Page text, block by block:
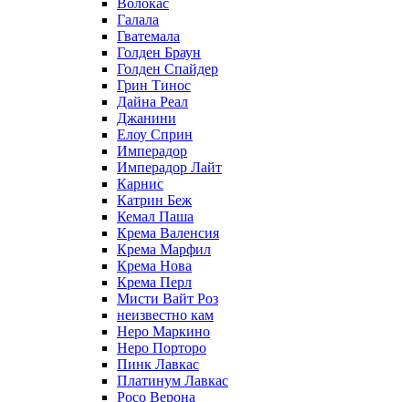
Волокас
Галала
Гватемала
Голден Браун
Голден Спайдер
Грин Тинос
Дайна Реал
Джанини
Елоу Сприн
Имперадор
Имперадор Лайт
Карнис
Катрин Беж
Кемал Паша
Крема Валенсия
Крема Марфил
Крема Нова
Крема Перл
Мисти Вайт Роз
неизвестно кам
Неро Маркино
Неро Порторо
Пинк Лавкаc
Платинум Лавкас
Росо Верона